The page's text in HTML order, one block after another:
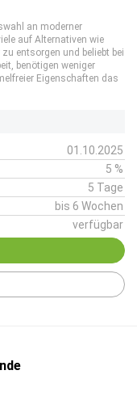
an moderner
auf Alternativen wie
entsorgen und beliebt bei
benötigen weniger
Eigenschaften das
01.10.2025
5 %
5 Tage
bis 6 Wochen
verfügbar